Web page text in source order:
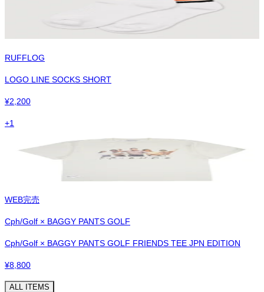
RUFFLOG
LOGO LINE SOCKS SHORT
¥2,200
+1
WEB完売
Cph/Golf × BAGGY PANTS GOLF
Cph/Golf × BAGGY PANTS GOLF FRIENDS TEE JPN EDITION
¥8,800
ALL ITEMS